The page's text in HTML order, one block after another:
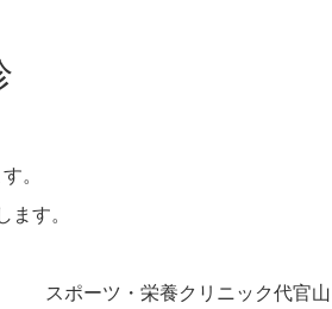
。
す。
スポーツ・栄養クリニック代官山